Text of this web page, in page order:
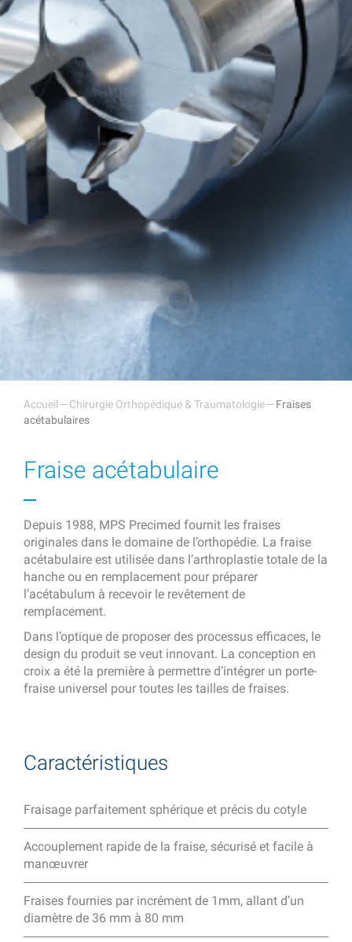
Accueil Chirurgie Orthopédique & Traumatologie
Fraises
acétabulaires
Fraise acétabulaire
Depuis 1988, MPS Precimed fournit les fraises
originales dans le domaine de l’orthopédie. La fraise
acétabulaire est utilisée dans l’arthroplastie totale de la
hanche ou en remplacement pour préparer
l’acétabulum à recevoir le revêtement de
remplacement.
Dans l’optique de proposer des processus efficaces, le
design du produit se veut innovant. La conception en
croix a été la première à permettre d’intégrer un porte-
fraise universel pour toutes les tailles de fraises.
Caractéristiques
Fraisage parfaitement sphérique et précis du cotyle
Accouplement rapide de la fraise, sécurisé et facile à
manœuvrer
Fraises fournies par incrément de 1mm, allant d’un
diamètre de 36 mm à 80 mm